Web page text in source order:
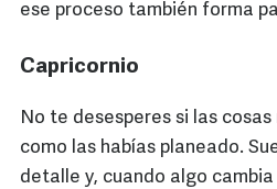
ese proceso también forma
Capricornio
No te desesperes si las
como las habías planeado.
detalle y, cuando algo